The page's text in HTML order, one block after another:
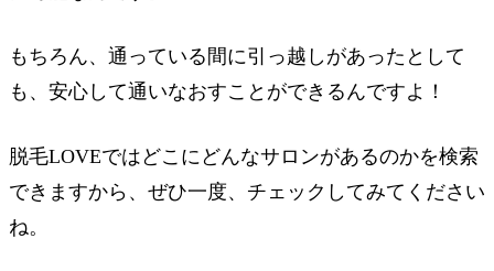
もちろん、通っている間に引っ越しがあったとして
も、安心して通いなおすことができるんですよ！
脱毛LOVEではどこにどんなサロンがあるのかを検索
できますから、ぜひ一度、チェックしてみてください
ね。